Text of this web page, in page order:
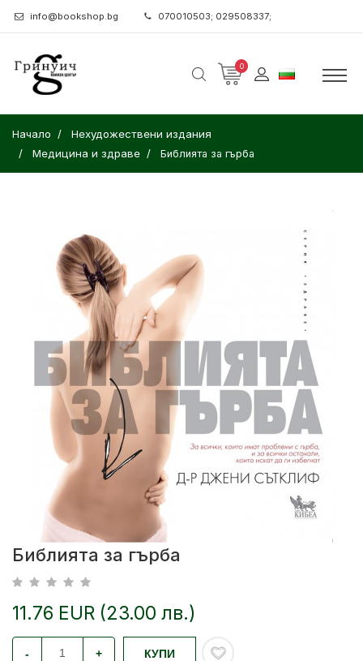
info@bookshop.bg 070010503; 029508337;
0
Начало
Нехудожествени издания
Медицина и здраве
Библията за гърба
Библията за гърба
11.76 EUR (23.00 лв.)
- + КУПИ